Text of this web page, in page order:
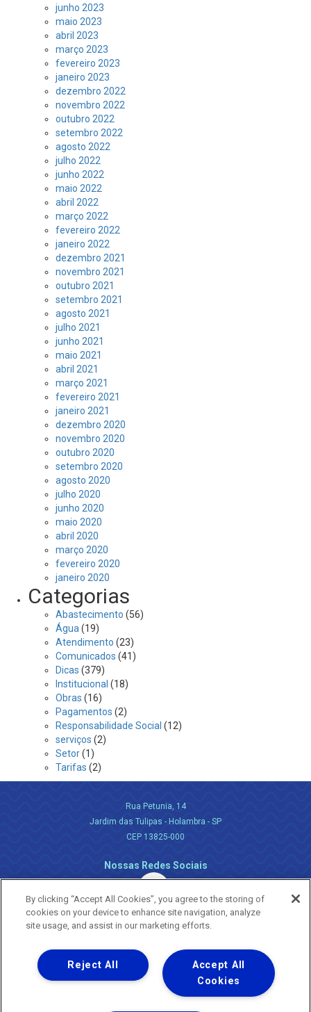
junho 2023
maio 2023
abril 2023
março 2023
fevereiro 2023
janeiro 2023
dezembro 2022
novembro 2022
outubro 2022
setembro 2022
agosto 2022
julho 2022
junho 2022
maio 2022
abril 2022
março 2022
fevereiro 2022
janeiro 2022
dezembro 2021
novembro 2021
outubro 2021
setembro 2021
agosto 2021
julho 2021
junho 2021
maio 2021
abril 2021
março 2021
fevereiro 2021
janeiro 2021
dezembro 2020
novembro 2020
outubro 2020
setembro 2020
agosto 2020
julho 2020
junho 2020
maio 2020
abril 2020
março 2020
fevereiro 2020
janeiro 2020
Categorias
Abastecimento (56)
Água (19)
Atendimento (23)
Comunicados (41)
Dicas (379)
Institucional (18)
Obras (16)
Pagamentos (2)
Responsabilidade Social (12)
serviços (2)
Setor(1)
Tarifas (2)
Rua Petunia, 14
Jardim das Tulipas - Holambra - SP
CEP 13825-000
Nossas Redes Sociais
Uma empresa
Copyright ® 2026 - Todos os Direitos Reservados.
Nossa natureza movimenta a vida
By clicking “Accept All Cookies”, you agree to the storing of
cookies on your device to enhance site navigation, analyze
site usage, and assist in our marketing efforts.
Accept All
Cookies
Reject All